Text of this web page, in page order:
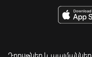
Դրույթներ և պայմաններ